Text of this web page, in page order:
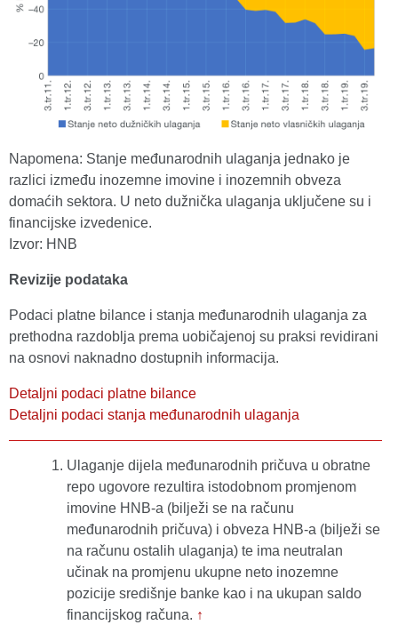
Napomena: Stanje međunarodnih ulaganja jednako je
razlici između inozemne imovine i inozemnih obveza
domaćih sektora. U neto dužnička ulaganja uključene su i
financijske izvedenice.
Izvor: HNB
Revizije podataka
Podaci platne bilance i stanja međunarodnih ulaganja za
prethodna razdoblja prema uobičajenoj su praksi revidirani
na osnovi naknadno dostupnih informacija.
Detaljni podaci platne bilance
Detaljni podaci stanja međunarodnih ulaganja
Ulaganje dijela međunarodnih pričuva u obratne
repo ugovore rezultira istodobnom promjenom
imovine HNB-a (bilježi se na računu
međunarodnih pričuva) i obveza HNB-a (bilježi se
na računu ostalih ulaganja) te ima neutralan
učinak na promjenu ukupne neto inozemne
pozicije središnje banke kao i na ukupan saldo
financijskog računa. ↑